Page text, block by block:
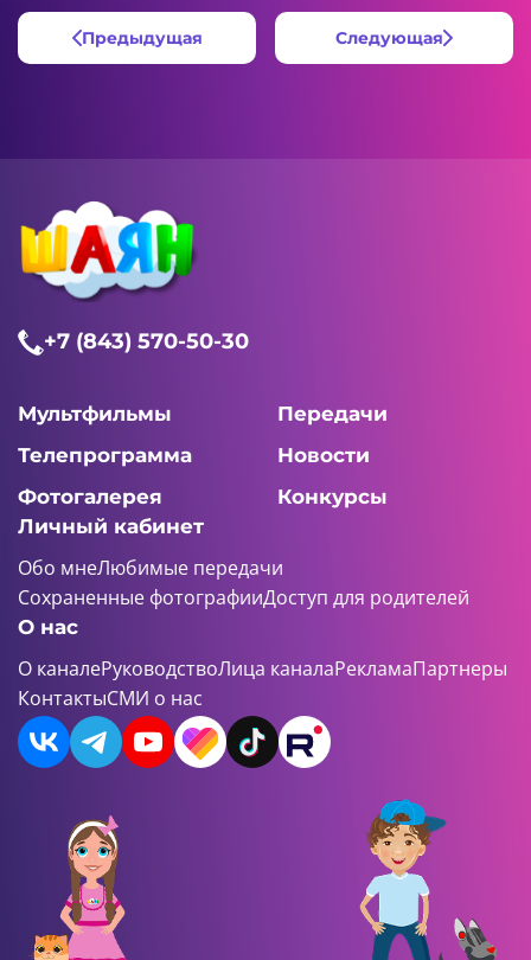
Предыдущая Следующая
+7 (843) 570-50-30
Мультфильмы
Передачи
Телепрограмма
Новости
Фотогалерея
Конкурсы
Личный кабинет
Обо мнеЛюбимые передачи
Сохраненные фотографииДоступ для родителей
О нас
О каналеРуководствоЛица каналаРекламаПартнеры
КонтактыСМИ о нас